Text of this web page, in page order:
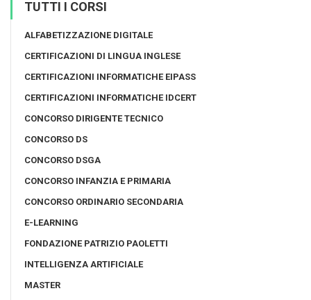
TUTTI I CORSI
ALFABETIZZAZIONE DIGITALE
CERTIFICAZIONI DI LINGUA INGLESE
CERTIFICAZIONI INFORMATICHE EIPASS
CERTIFICAZIONI INFORMATICHE IDCERT
CONCORSO DIRIGENTE TECNICO
CONCORSO DS
CONCORSO DSGA
CONCORSO INFANZIA E PRIMARIA
CONCORSO ORDINARIO SECONDARIA
E-LEARNING
FONDAZIONE PATRIZIO PAOLETTI
INTELLIGENZA ARTIFICIALE
MASTER